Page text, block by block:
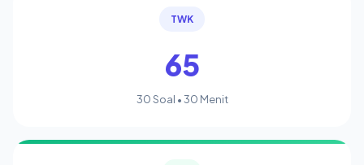
TWK
65
30 Soal • 30 Menit